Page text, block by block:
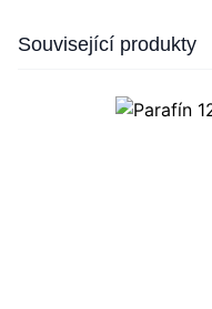
Press to skip carousel
Související produkty